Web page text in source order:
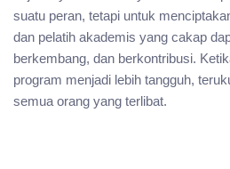
suatu peran, tetapi untuk
dan pelatih akademis yang cakap
berkembang, dan berkontribusi.
program menjadi lebih tangguh,
semua orang yang terlibat.